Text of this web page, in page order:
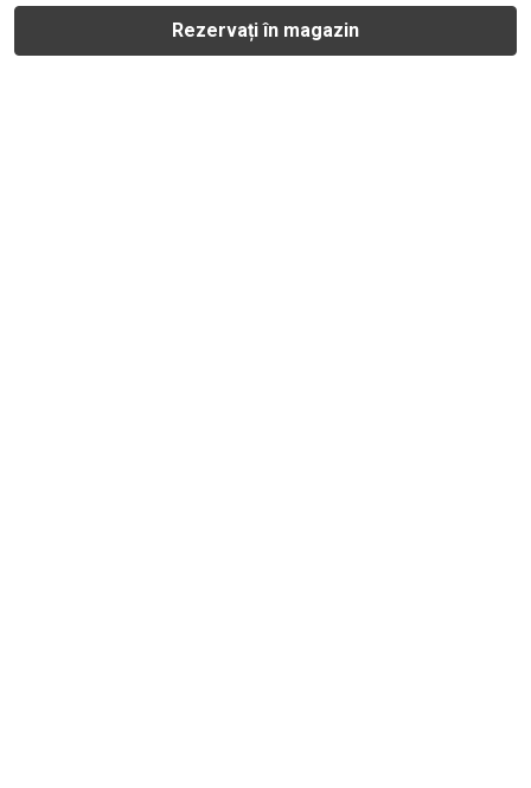
Rezervați în magazin